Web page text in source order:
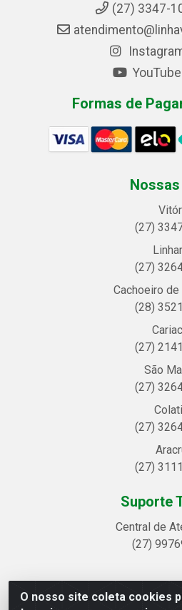
O nosso site coleta cookies
(27) 3347-
YouTube
Formas de
(27)
(27)
Cachoeiro
(28)
(27)
São
(27)
(27)
(27)
Suporte
Central de
(27)
Linhavix Distribuidora LTDA -